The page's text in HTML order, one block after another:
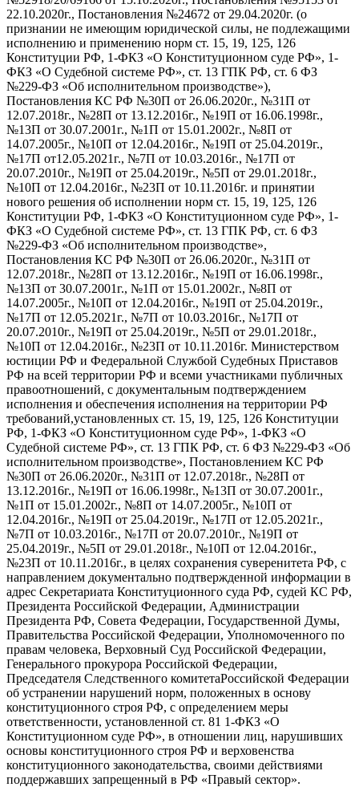
22.10.2020г., Постановления №24672 от 29.04.2020г. (о
признании не имеющим юридической силы, не подлежащими
исполнению и применению норм ст. 15, 19, 125, 126
Конституции РФ, 1-ФКЗ «О Конституционном суде РФ», 1-
ФКЗ «О Судебной системе РФ», ст. 13 ГПК РФ, ст. 6 ФЗ
№229-ФЗ «Об исполнительном производстве»),
Постановления КС РФ №30П от 26.06.2020г., №31П от
12.07.2018г., №28П от 13.12.2016г., №19П от 16.06.1998г.,
№13П от 30.07.2001г., №1П от 15.01.2002г., №8П от
14.07.2005г., №10П от 12.04.2016г., №19П от 25.04.2019г.,
№17П от12.05.2021г., №7П от 10.03.2016г., №17П от
20.07.2010г., №19П от 25.04.2019г., №5П от 29.01.2018г.,
№10П от 12.04.2016г., №23П от 10.11.2016г. и принятии
нового решения об исполнении норм ст. 15, 19, 125, 126
Конституции РФ, 1-ФКЗ «О Конституционном суде РФ», 1-
ФКЗ «О Судебной системе РФ», ст. 13 ГПК РФ, ст. 6 ФЗ
№229-ФЗ «Об исполнительном производстве»,
Постановления КС РФ №30П от 26.06.2020г., №31П от
12.07.2018г., №28П от 13.12.2016г., №19П от 16.06.1998г.,
№13П от 30.07.2001г., №1П от 15.01.2002г., №8П от
14.07.2005г., №10П от 12.04.2016г., №19П от 25.04.2019г.,
№17П от 12.05.2021г., №7П от 10.03.2016г., №17П от
20.07.2010г., №19П от 25.04.2019г., №5П от 29.01.2018г.,
№10П от 12.04.2016г., №23П от 10.11.2016г. Министерством
юстиции РФ и Федеральной Службой Судебных Приставов
РФ на всей территории РФ и всеми участниками публичных
правоотношений, с документальным подтверждением
исполнения и обеспечения исполнения на территории РФ
требований,установленных ст. 15, 19, 125, 126 Конституции
РФ, 1-ФКЗ «О Конституционном суде РФ», 1-ФКЗ «О
Судебной системе РФ», ст. 13 ГПК РФ, ст. 6 ФЗ №229-ФЗ «Об
исполнительном производстве», Постановлением КС РФ
№30П от 26.06.2020г., №31П от 12.07.2018г., №28П от
13.12.2016г., №19П от 16.06.1998г., №13П от 30.07.2001г.,
№1П от 15.01.2002г., №8П от 14.07.2005г., №10П от
12.04.2016г., №19П от 25.04.2019г., №17П от 12.05.2021г.,
№7П от 10.03.2016г., №17П от 20.07.2010г., №19П от
25.04.2019г., №5П от 29.01.2018г., №10П от 12.04.2016г.,
№23П от 10.11.2016г., в целях сохранения суверенитета РФ, с
направлением документально подтвержденной информации в
адрес Секретариата Конституционного суда РФ, судей КС РФ,
Президента Российской Федерации, Администрации
Президента РФ, Совета Федерации, Государственной Думы,
Правительства Российской Федерации, Уполномоченного по
правам человека, Верховный Суд Российской Федерации,
Генерального прокурора Российской Федерации,
Председателя Следственного комитетаРоссийской Федерации
об устранении нарушений норм, положенных в основу
конституционного строя РФ, с определением меры
ответственности, установленной ст. 81 1-ФКЗ «О
Конституционном суде РФ», в отношении лиц, нарушивших
основы конституционного строя РФ и верховенства
конституционного законодательства, своими действиями
поддержавших запрещенный в РФ «Правый сектор».